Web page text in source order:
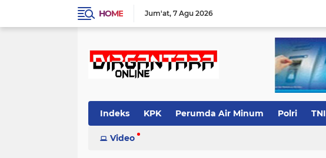
HOME Jum'at 7 Agu 2026
Indeks KPK Perumda Air Minum Polri TNI
Video